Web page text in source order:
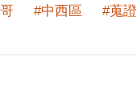
#中西區 #蒐證